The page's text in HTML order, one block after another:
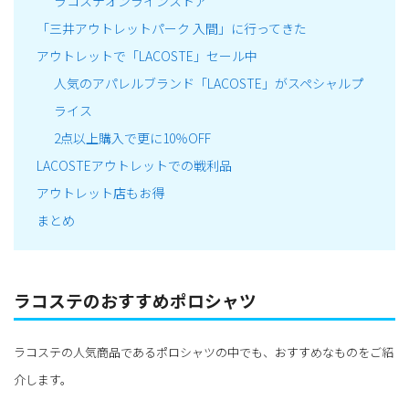
「三井アウトレットパーク 入間」に行ってきた
アウトレットで「LACOSTE」セール中
人気のアパレルブランド「LACOSTE」がスペシャルプ
ライス
2点以上購入で更に10％OFF
LACOSTEアウトレットでの戦利品
アウトレット店もお得
まとめ
ラコステのおすすめポロシャツ
ラコステの人気商品であるポロシャツの中でも、おすすめなものをご紹
介します。